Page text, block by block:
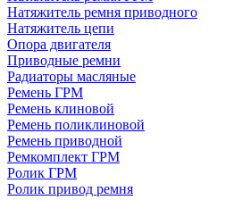
Натяжитель ремня приводного
Натяжитель цепи
Опора двигателя
Приводные ремни
Радиаторы масляные
Ремень ГРМ
Ремень клиновой
Ремень поликлиновой
Ремень приводной
Ремкомплект ГРМ
Ролик ГРМ
Ролик привод ремня